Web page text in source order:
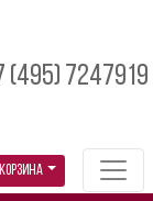
(495) 7247919
Корзина